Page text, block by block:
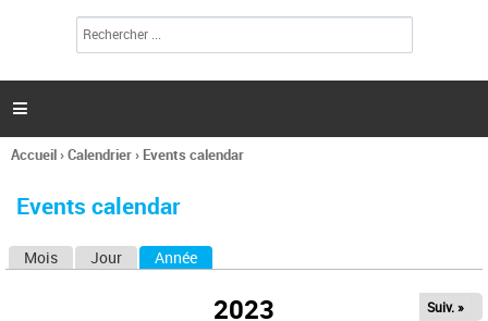
l
c
h
e

Vous
ici
Accueil›Calendrier› Events calendar
Events calendar
Mois Jour Année
2023 Suiv. »